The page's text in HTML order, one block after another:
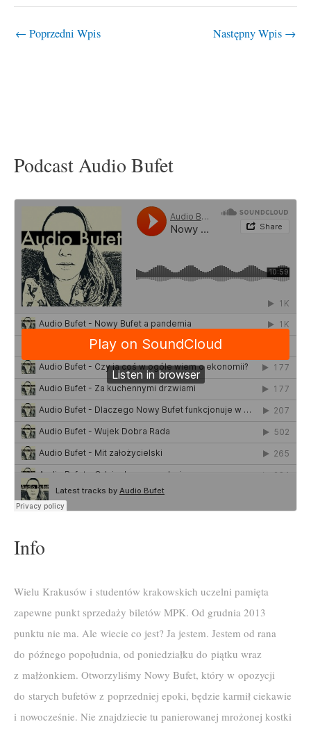
← Poprzedni Wpis Następny Wpis →
Podcast Audio Bufet
Info
Wielu Krakusów i studentów krakowskich uczelni pamięta
zapewne punkt sprzedaży biletów MPK. Od grudnia 2013
punktu nie ma. Ale wiecie co jest? Ja jestem. Jestem od rana
do późnego popołudnia, od poniedziałku do piątku wraz
z małżonkiem. Otworzyliśmy Nowy Bufet, który w opozycji
do starych bufetów z poprzedniej epoki, będzie karmił ciekawie
i nowocześnie. Nie znajdziecie tu panierowanej mrożonej kostki